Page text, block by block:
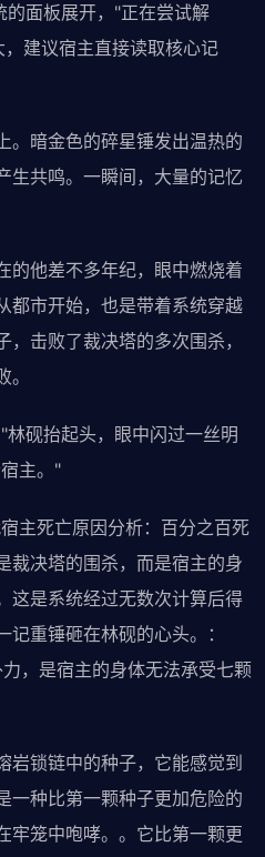
面板展开，"正在尝试解
建议宿主直接读取核心记
。暗金色的碎星锤发出温热的
生共鸣。一瞬间，大量的记忆
的他差不多年纪，眼中燃烧着
都市开始，也是带着系统穿越
击败了裁决塔的多次围杀，
砚抬起头，眼中闪过一丝明
主。"
主死亡原因分析：百分之百死
裁决塔的围杀，而是宿主的身
这是系统经过无数次计算后得
重锤砸在林砚的心头。：
，是宿主的身体无法承受七颗
岩锁链中的种子，它能感觉到
一种比第一颗种子更加危险的
牢笼中咆哮。。它比第一颗更